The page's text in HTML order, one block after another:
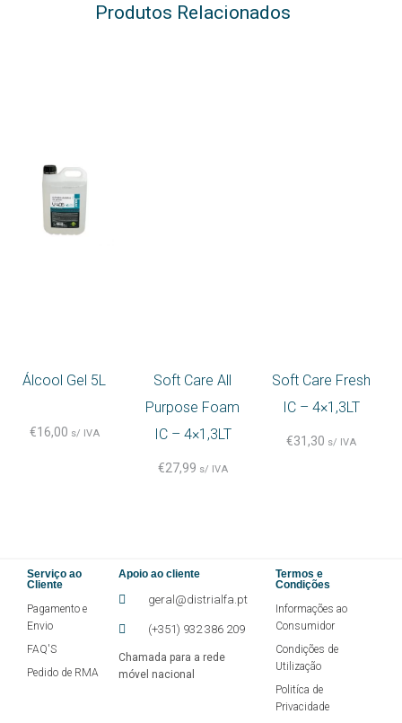
Produtos Relacionados
Álcool Gel 5L
€16,00 s/ IVA
Soft Care All
Purpose Foam
IC – 4×1,3LT
€27,99 s/ IVA
Soft Care Fresh
IC – 4×1,3LT
€31,30 s/ IVA
Serviço ao
Cliente
Pagamento e
Envio
FAQ'S
Pedido de RMA
Apoio ao cliente
geral@distrialfa.pt
(+351) 932 386 209
Chamada para a rede
móvel nacional
Termos e
Condições
Informações ao
Consumidor
Condições de
Utilização
Politíca de
Privacidade